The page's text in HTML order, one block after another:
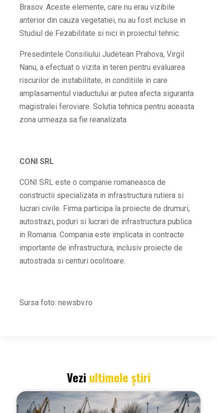
Brasov. Aceste elemente, care nu erau vizibile
anterior din cauza vegetatiei, nu au fost incluse in
Studiul de Fezabilitate si nici in proiectul tehnic.
Presedintele Consiliului Judetean Prahova, Virgil
Nanu, a efectuat o vizita in teren pentru evaluarea
riscurilor de instabilitate, in conditiile in care
amplasamentul viaductului ar putea afecta siguranta
magistralei feroviare. Solutia tehnica pentru aceasta
zona urmeaza sa fie reanalizata.
CONI SRL
CONI SRL este o companie romaneasca de
constructii specializata in infrastructura rutiera si
lucrari civile. Firma participa la proiecte de drumuri,
autostrazi, poduri si lucrari de infrastructura publica
in Romania. Compania este implicata in contracte
importante de infrastructura, inclusiv proiecte de
autostrada si centuri ocolitoare.
Sursa foto: newsbv.ro
Vezi ultimele știri